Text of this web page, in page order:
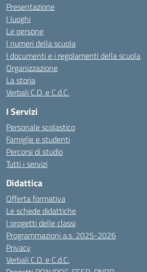
Presentazione
I luoghi
Le persone
I numeri della scuola
I documenti e i regolamenti della scuola
Organizzazione
La storia
Verbali C.D. e C.d.C.
I Servizi
Personale scolastico
Famiglie e studenti
Percorsi di studio
Tutti i servizi
Didattica
Offerta formativa
Le schede didattiche
I progetti delle classi
Programmazioni a.s. 2025-2026
Privacy
Verbali C.D. e C.d.C.